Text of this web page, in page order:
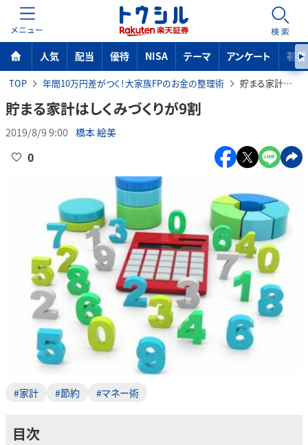
MENU 検索
人気 配当 優待 NISA テーマ アンケート 著者
TOP 年間10万円差がつく！大家族FPのお金の整理術 貯まる家計はしくみづくりが9割
貯まる家計はしくみづくりが9割
2019/8/9 9:00 橋本 絵美
0
#家計 #節約 #マネー術
目次